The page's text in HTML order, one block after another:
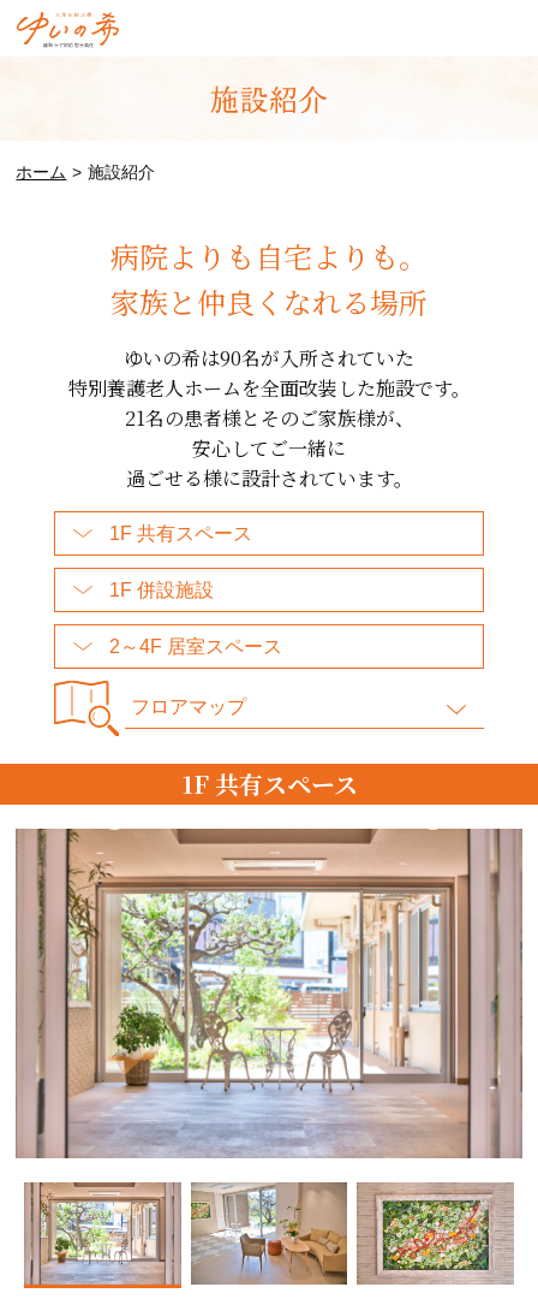
ホーム 施設紹介
病院よりも自宅よりも。
家族と仲良くなれる場所
ゆいの希は90名が入所されていた
特別養護老人ホームを全面改装した施設です。
21名の患者様とそのご家族様が、
安心してご一緒に
過ごせる様に設計されています。
1F 共有スペース
1F 併設施設
2～4F 居室スペース
フロアマップ
1F 共有スペース